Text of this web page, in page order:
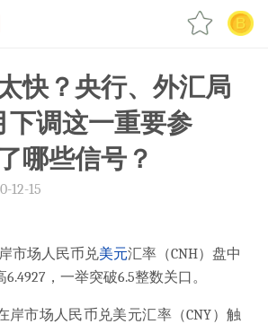
快？央行、外汇局
下调这一重要参
哪些信号？
12-15
市场人民币兑美元汇率（CNH）盘中
，一举突破6.5整数关口。
岸市场人民币兑美元汇率（CNY）触